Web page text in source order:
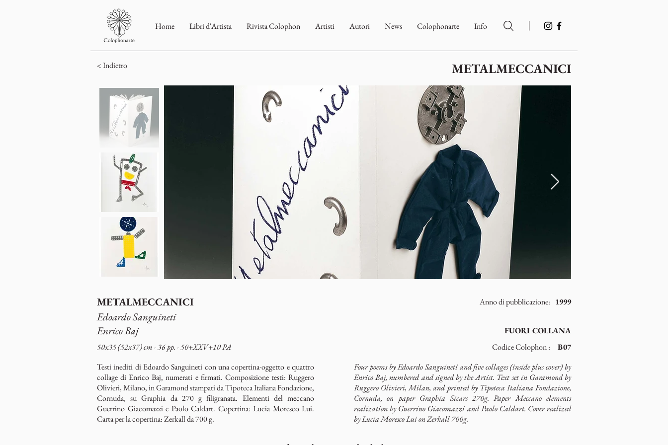
Home Libri d'Artista Rivista Colophon Artisti Autori News Colophonarte Info |
< Indietro METALMECCANICI
METALMECCANICI 1999
Anno di pubblicazione:
Edoardo Sanguineti
Enrico Baj
50x35 (52x37) cm - 36 pp. - 50+XXV+10 PA
FUORI COLLANA
B07
Codice Colophon :
Testi inediti di Edoardo Sanguineti con una copertina-oggetto e quattro
collage di Enrico Baj, numerati e firmati. Composizione testi: Ruggero
Olivieri, Milano, in Garamond stampati da Tipoteca Italiana Fondazione,
Cornuda, su Graphia da 270 g filigranata. Elementi del meccano
Guerrino Giacomazzi e Paolo Caldart. Copertina: Lucia Moresco Lui.
Carta per la copertina: Zerkall da 700 g.
Four poems by Edoardo Sanguineti and five collages (inside plus cover) by
Enrico Baj, numbered and signed by the Artist. Text set in Garamond by
Ruggero Olivieri, Milan, and printed by Tipoteca Italiana Fondazione,
Cornuda, on paper Graphia Sicars 270g. Paper Meccano elements
realization by Guerrino Giacomazzi and Paolo Caldart. Cover realized
by Lucia Moresco Lui on Zerkall 700g.